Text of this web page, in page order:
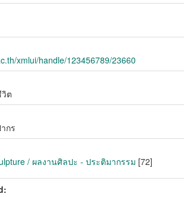
xmlui/handle/123456789/23660
ต
กร
/ ผลงานศิลปะ - ประติมากรรม [72]